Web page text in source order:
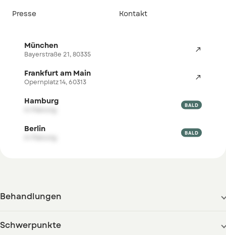
Presse
Kontakt
München 
Bayerstraße 21, 80335
Frankfurt am Main 
Opernplatz 14, 60313
Hamburg 
BALD
Berlin 
BALD
Behandlungen
Schwerpunkte